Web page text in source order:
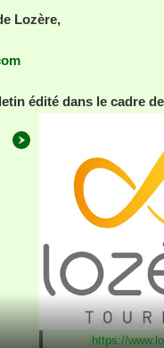
Lozère,
édité dans le cadre
https://